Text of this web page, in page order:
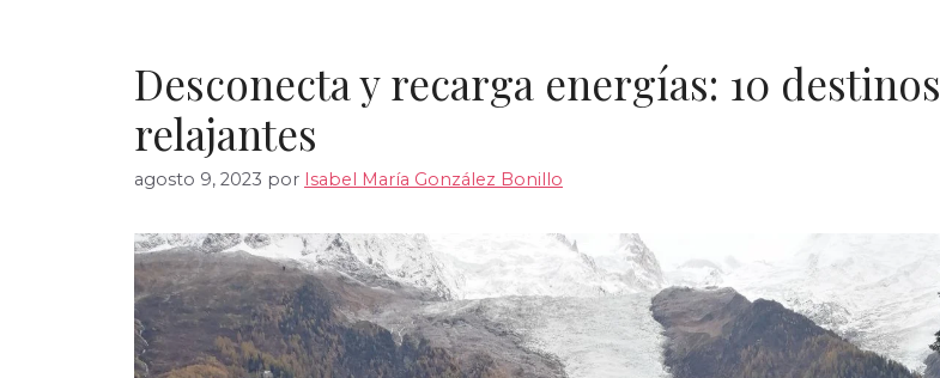
Desconecta y recarga energías: 10 destinos
relajantes
agosto 9, 2023 por Isabel María González Bonillo